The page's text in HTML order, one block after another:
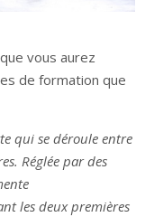
vous aurez
de formation que
qui se déroule entre
Réglée par des
les deux premières